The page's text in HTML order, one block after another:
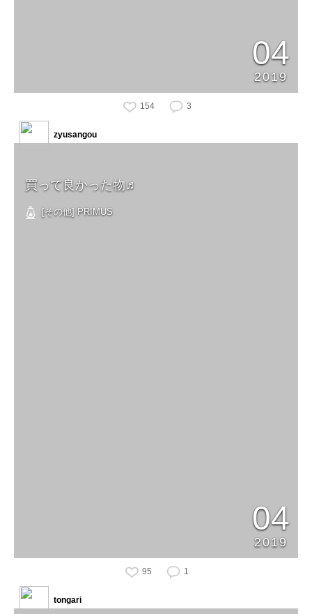
04
2019
154 3
買って良かった物♬
[その他] PRIMUS
04
2019
zyusangou
95 1
tongari